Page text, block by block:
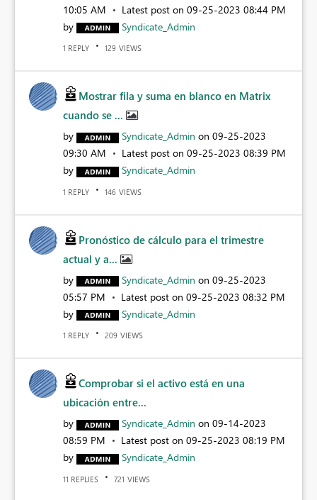
10:05 AM
Latest post on ‎09-25-2023 08:44 PM
by
Syndicate_Admin
1 REPLY 129 VIEWS
Mostrar fila y suma en blanco en Matrix
cuando se ...
by Syndicate_Admin on ‎09-25-2023
09:30 AM
Latest post on ‎09-25-2023 08:39 PM
by
Syndicate_Admin
1 REPLY 146 VIEWS
Pronóstico de cálculo para el trimestre
actual y a...
by Syndicate_Admin on ‎09-25-2023
05:57 PM
Latest post on ‎09-25-2023 08:32 PM
by
Syndicate_Admin
1 REPLY 209 VIEWS
Comprobar si el activo está en una
ubicación entre...
by Syndicate_Admin on ‎09-14-2023
08:59 PM
Latest post on ‎09-25-2023 08:19 PM
by
Syndicate_Admin
11 REPLIES 721 VIEWS